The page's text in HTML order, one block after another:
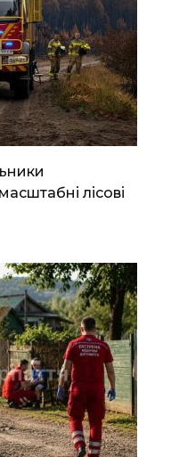
лісові